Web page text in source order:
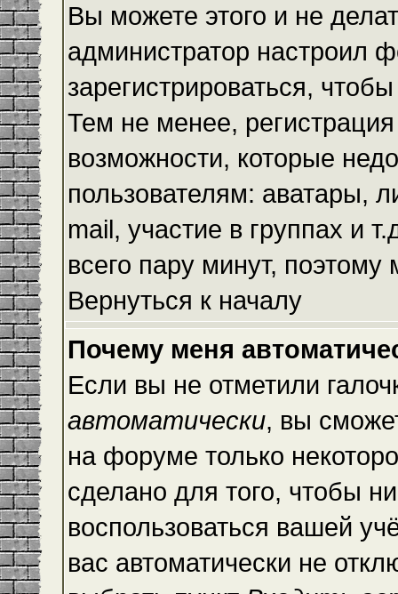
Вы можете этого и не
администратор настроил
зарегистрироваться,
Тем не менее,
возможности, которые
пользователям: аватары,
mail, участие в группах и
всего пару минут,
Вернуться к началу
Почему меня
Если вы не отметили
автоматически, вы
на форуме только
сделано для того, чтобы
воспользоваться вашей
вас автоматически не